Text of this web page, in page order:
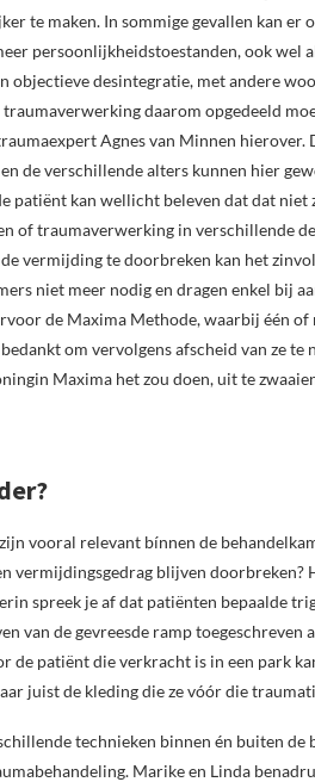
te maken. In sommige gevallen kan
persoonlijkheidstoestanden, ook wel
objectieve desintegratie, met andere
traumaverwerking daarom opgedeeld
Agnes van Minnen hierover.
de verschillende alters kunnen hier
patiënt kan wellicht beleven dat dat
of traumaverwerking in verschillende
vermijding te doorbreken kan het
niet meer nodig en dragen enkel bij
de Maxima Methode, waarbij één
om vervolgens afscheid van ze
Maxima het zou doen, uit te
vooral relevant bínnen de
vermijdingsgedrag blijven doorbreken?
spreek je af dat patiënten bepaalde
van de gevreesde ramp toegeschreven
de patiënt die verkracht is in een park
juist de kleding die ze vóór die
technieken binnen én buiten
Marike en Linda